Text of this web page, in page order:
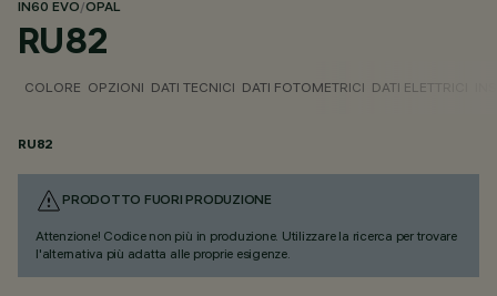
IN60 EVO/OPAL
RU82
COLORE OPZIONI DATI TECNICI DATI FOTOMETRICI DATI ELETTRICI
RU82
PRODOTTO FUORI PRODUZIONE
Attenzione! Codice non più in produzione. Utilizzare la ricerca per trovare
l'alternativa più adatta alle proprie esigenze.